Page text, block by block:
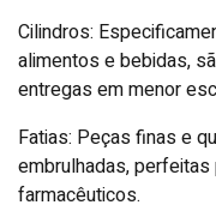
Cilindros:
alimentos e bebidas,
entregas em menor
Fatias: Peças finas e
embrulhadas,
farmacêuticos.